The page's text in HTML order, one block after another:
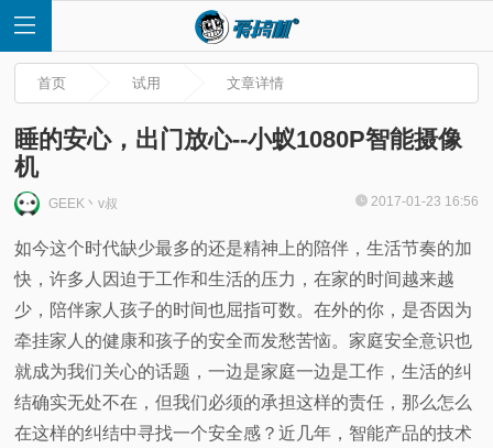
首
页
快
讯
首页 试用 文章详情
睡的安心，出门放心--小蚁1080P智能摄像
机
GEEK丶v叔 2017-01-23 16:56
如今这个时代缺少最多的还是精神上的陪伴，生活节奏的加
快，许多人因迫于工作和生活的压力，在家的时间越来越
少，陪伴家人孩子的时间也屈指可数。在外的你，是否因为
牵挂家人的健康和孩子的安全而发愁苦恼。家庭安全意识也
就成为我们关心的话题，一边是家庭一边是工作，生活的纠
结确实无处不在，但我们必须的承担这样的责任，那么怎么
在这样的纠结中寻找一个安全感？近几年，智能产品的技术